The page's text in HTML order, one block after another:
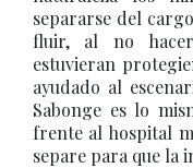
separarse del
fluir, al no
estuvieran
ayudado al
Sabonge es lo
frente al hospital
separe para que la